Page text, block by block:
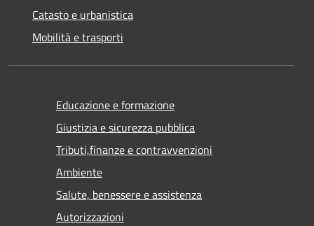
Catasto e urbanistica
Mobilità e trasporti
Educazione e formazione
Giustizia e sicurezza pubblica
Tributi,finanze e contravvenzioni
Ambiente
Salute, benessere e assistenza
Autorizzazioni